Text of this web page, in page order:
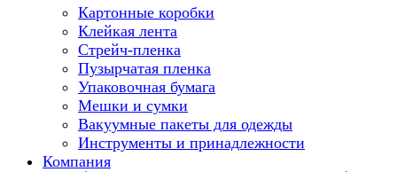
Картонные коробки
Клейкая лента
Стрейч-пленка
Пузырчатая пленка
Упаковочная бумага
Мешки и сумки
Вакуумные пакеты для одежды
Инструменты и принадлежности
Компания